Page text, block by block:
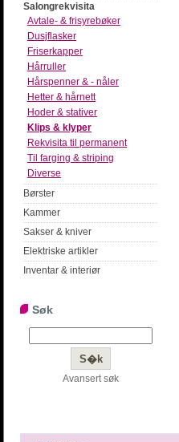
Salongrekvisita
Avtale- & frisyrebøker
Dusjflasker
Friserkapper
Hårruller
Hårspenner & - nåler
Hetter & hårnett
Hoder & stativer
Klips & klyper
Rekvisita til permanent
Til farging & striping
Diverse
Børster
Kammer
Sakser & kniver
Elektriske artikler
Inventar & interiør
Søk
Avansert søk